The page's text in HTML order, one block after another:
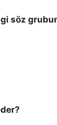
söz